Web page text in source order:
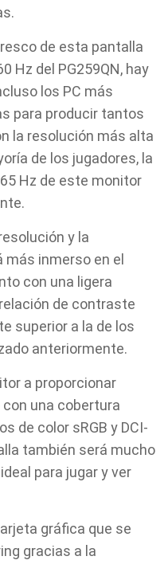
de esta pantalla
Hz del PG259QN, hay
los PC más
para producir tantos
la resolución más alta
de los jugadores, la
Hz de este monitor
y la
inmerso en el
con una ligera
de contraste
superior a la de los
anteriormente.
a proporcionar
una cobertura
de color sRGB y DCI-
también será mucho
para jugar y ver
gráfica que se
gracias a la